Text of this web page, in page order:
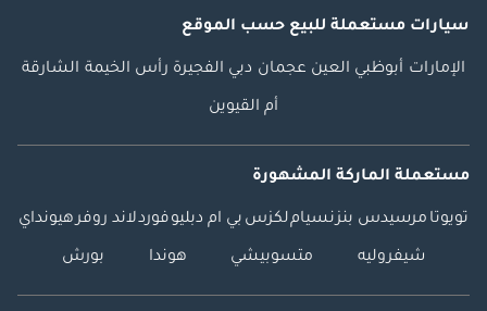
سيارات مستعملة للبيع حسب الموقع
الإمارات أبوظبي العين عجمان دبي الفجيرة رأس الخيمة الشارقة
أم القيوين
مستعملة الماركة المشهورة
تويوتا مرسيدس بنزنسياملكزس بي ام دبليوفوردلاند روفرهيونداي
شيفروليه متسوبيشي هوندا بورش